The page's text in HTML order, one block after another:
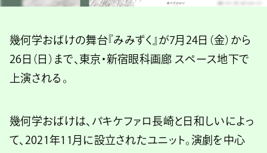
幾何学おばけの舞台『みみずく』が7月24日（金）から
26日（日）まで、東京・新宿眼科画廊 スペース地下で
上演される。
幾何学おばけは、パキケファロ長崎と日和しいによっ
て、2021年11月に設立されたユニット。演劇を中心